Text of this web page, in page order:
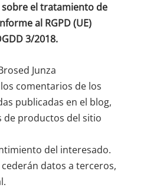
el tratamiento de
al RGPD (UE)
3/2018.
Junza
comentarios de los
publicadas en el blog,
de productos del sitio
del interesado.
datos a terceros,